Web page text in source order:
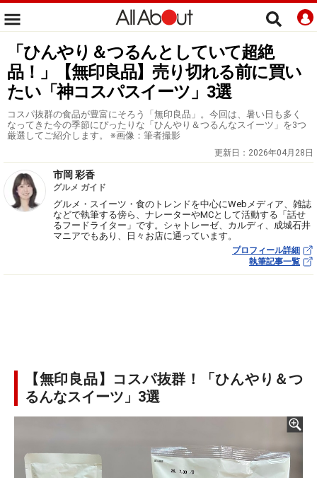
「ひんやり＆つるんとしていて超絶
品！」【無印良品】売り切れる前に買い
たい「神コスパスイーツ」3選
コスパ抜群の食品が豊富にそろう「無印良品」。今回は、暑い日も多く
なってきた今の季節にぴったりな「ひんやり＆つるんなスイーツ」を3つ
厳選してご紹介します。 ※画像：筆者撮影
更新日： 2026年04月28日
市岡 彩香
グルメ ガイド
グルメ・スイーツ・食のトレンドを中心にWebメディア、雑誌
などで執筆する傍ら、ナレーターやMCとして活動する「話せ
るフードライター」です。シャトレーゼ、カルディ、成城石井
マニアでもあり、日々お店に通っています。
プロフィール詳細
執筆記事一覧
【無印良品】コスパ抜群！「ひんやり＆つ
るんなスイーツ」3選